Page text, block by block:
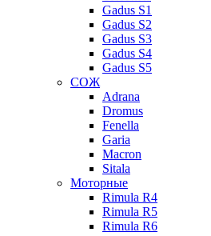
Gadus S1
Gadus S2
Gadus S3
Gadus S4
Gadus S5
СОЖ
Adrana
Dromus
Fenella
Garia
Macron
Sitala
Моторные
Rimula R4
Rimula R5
Rimula R6